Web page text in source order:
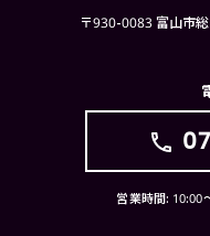
〒930-0083 富山市
営業時間: